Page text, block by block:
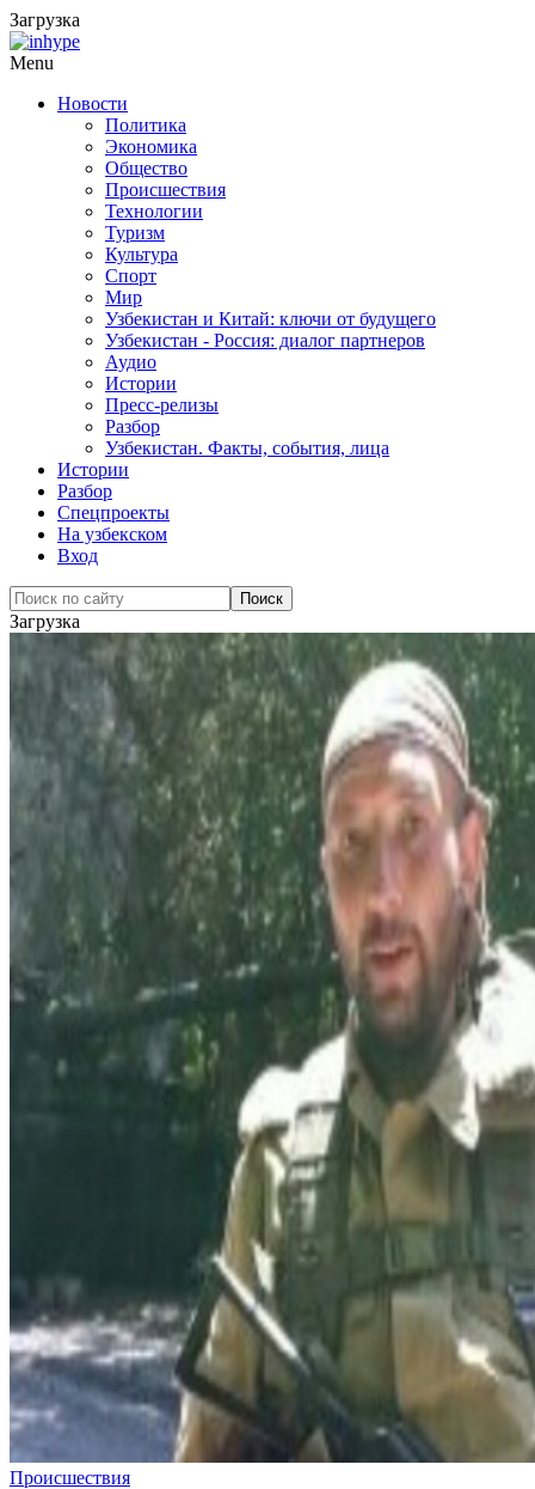
Загрузка
Menu
Новости
Политика
Экономика
Общество
Происшествия
Технологии
Туризм
Культура
Спорт
Мир
Узбекистан и Китай: ключи от будущего
Узбекистан - Россия: диалог партнеров
Аудио
Истории
Пресс-релизы
Разбор
Узбекистан. Факты, события, лица
Истории
Разбор
Спецпроекты
На узбекском
Вход
Загрузка
Происшествия